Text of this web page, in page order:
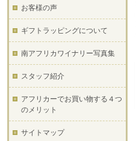
お客様の声
ギフトラッピングについて
南アフリカワイナリー写真集
スタッフ紹介
アフリカーでお買い物する４つ
のメリット
サイトマップ